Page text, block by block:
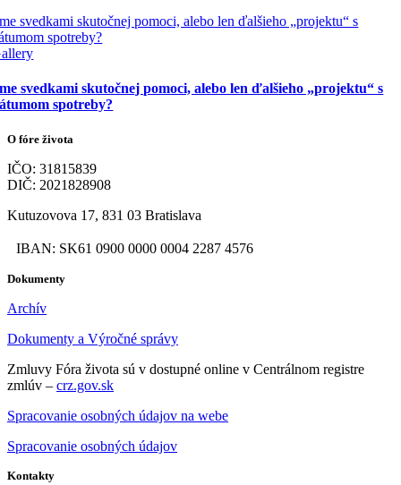
svedkami skutočnej pomoci, alebo len ďalšieho „projektu“ s
spotreby?
svedkami skutočnej pomoci, alebo len ďalšieho „projektu“ s
spotreby?
O fóre života
IČO: 31815839
DIČ: 2021828908
Kutuzovova 17, 831 03 Bratislava
IBAN: SK61 0900 0000 0004 2287 4576
Dokumenty
Archív
Dokumenty a Výročné správy
Zmluvy Fóra života sú v dostupné online v Centrálnom registre
zmlúv – crz.gov.sk
Spracovanie osobných údajov na webe
Spracovanie osobných údajov
Kontakty